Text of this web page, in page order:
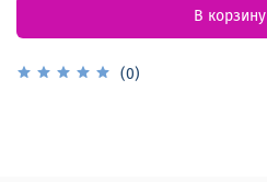
(0)
В корзину